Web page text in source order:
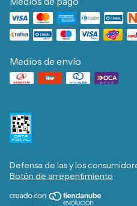
Medios de envío
Defensa de las y los
Botón de arrepentimiento